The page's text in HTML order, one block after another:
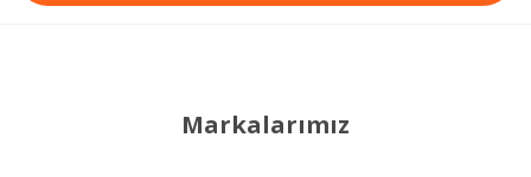
Markalarımız